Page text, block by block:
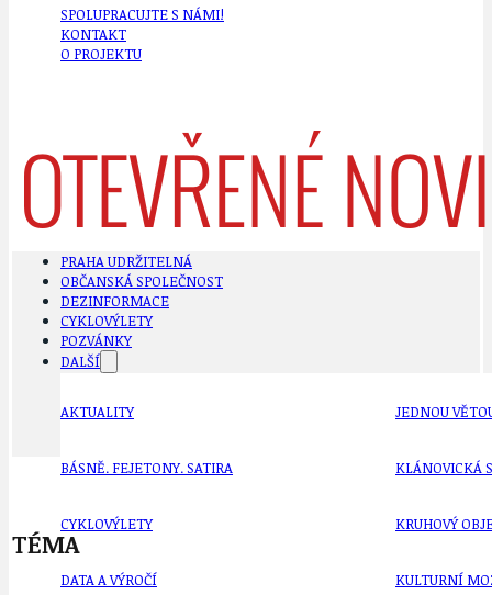
SPOLUPRACUJTE S NÁMI!
KONTAKT
O PROJEKTU
PRAHA UDRŽITELNÁ
OBČANSKÁ SPOLEČNOST
DEZINFORMACE
CYKLOVÝLETY
POZVÁNKY
DALŠÍ
AKTUALITY
BÁSNĚ. FEJETONY. SATIRA
CYKLOVÝLETY
DATA A VÝROČÍ
JEDNOU
KLÁNOVICKÁ
KRUHOVÝ
KULTURNÍ
TÉMA